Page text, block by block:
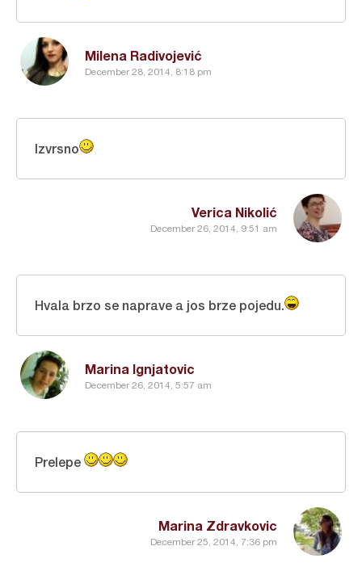
Milena Radivojević
December 28, 2014, 8:18 pm
Verica Nikolić
December 26, 2014, 9:51 am
Izvrsno
Marina Ignjatovic
December 26, 2014, 5:57 am
Hvala brzo se naprave a jos brze pojedu.
Marina Zdravkovic
December 25, 2014, 7:36 pm
Prelepe